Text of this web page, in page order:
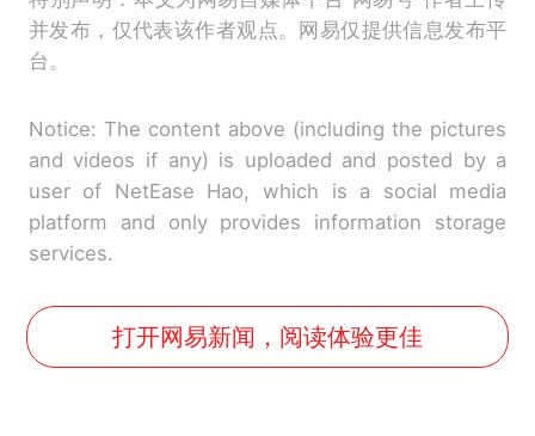
并发布，仅代表该作者观点。网易仅提供信息发布平
台。
Notice: The content above (including the pictures
and videos if any) is uploaded and posted by a
user of NetEase Hao, which is a social media
platform and only provides information storage
services.
打开网易新闻，阅读体验更佳